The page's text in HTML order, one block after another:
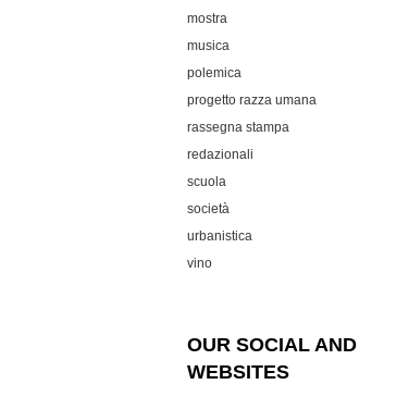
mostra
musica
polemica
progetto razza umana
rassegna stampa
redazionali
scuola
società
urbanistica
vino
OUR SOCIAL AND
WEBSITES